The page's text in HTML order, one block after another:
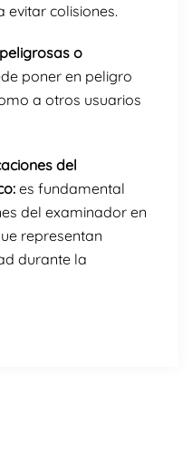
colisiones.
o
poner en peligro
a otros usuarios
del
es fundamental
del examinador en
representan
durante la